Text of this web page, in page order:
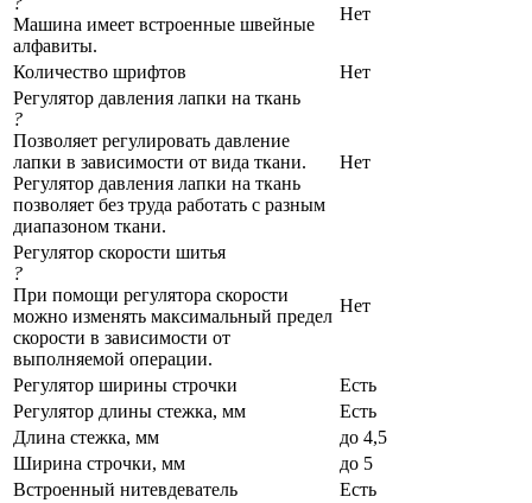
Машина имеет встроенные швейные
алфавиты.
Нет
Количество шрифтов
Нет
Регулятор давления лапки на ткань
?
Позволяет регулировать давление
лапки в зависимости от вида ткани.
Регулятор давления лапки на ткань
позволяет без труда работать с разным
диапазоном ткани.
Нет
Регулятор скорости шитья
?
При помощи регулятора скорости
можно изменять максимальный предел
скорости в зависимости от
выполняемой операции.
Нет
Регулятор ширины строчки
Есть
Регулятор длины стежка, мм
Есть
Длина стежка, мм
до 4,5
Ширина строчки, мм
до 5
Встроенный нитевдеватель
Есть